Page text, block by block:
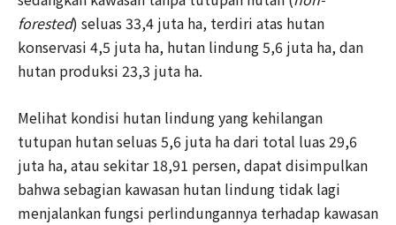
forested) seluas 33,4 juta ha, terdiri atas hutan
konservasi 4,5 juta ha, hutan lindung 5,6 juta ha, dan
hutan produksi 23,3 juta ha.
Melihat kondisi hutan lindung yang kehilangan
tutupan hutan seluas 5,6 juta ha dari total luas 29,6
juta ha, atau sekitar 18,91 persen, dapat disimpulkan
bahwa sebagian kawasan hutan lindung tidak lagi
menjalankan fungsi perlindungannya terhadap kawasan